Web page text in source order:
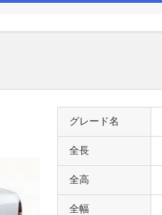
グレード名
全長
全高
全幅